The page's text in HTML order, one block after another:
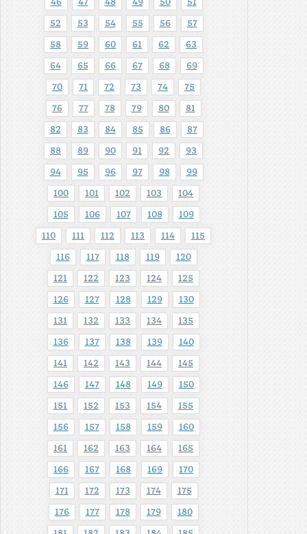
52 53 54 55 56 57
58 59 60 61 62 63
64 65 66 67 68 69
70 71 72 73 74 75
76 77 78 79 80 81
82 83 84 85 86 87
88 89 90 91 92 93
94 95 96 97 98 99
100 101 102 103 104
105 106 107 108 109
110 111 112 113 114 115
116 117 118 119 120
121 122 123 124 125
126 127 128 129 130
131 132 133 134 135
136 137 138 139 140
141 142 143 144 145
146 147 148 149 150
151 152 153 154 155
156 157 158 159 160
161 162 163 164 165
166 167 168 169 170
171 172 173 174 175
176 177 178 179 180